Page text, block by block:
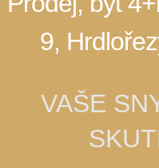
9,
VAŠE